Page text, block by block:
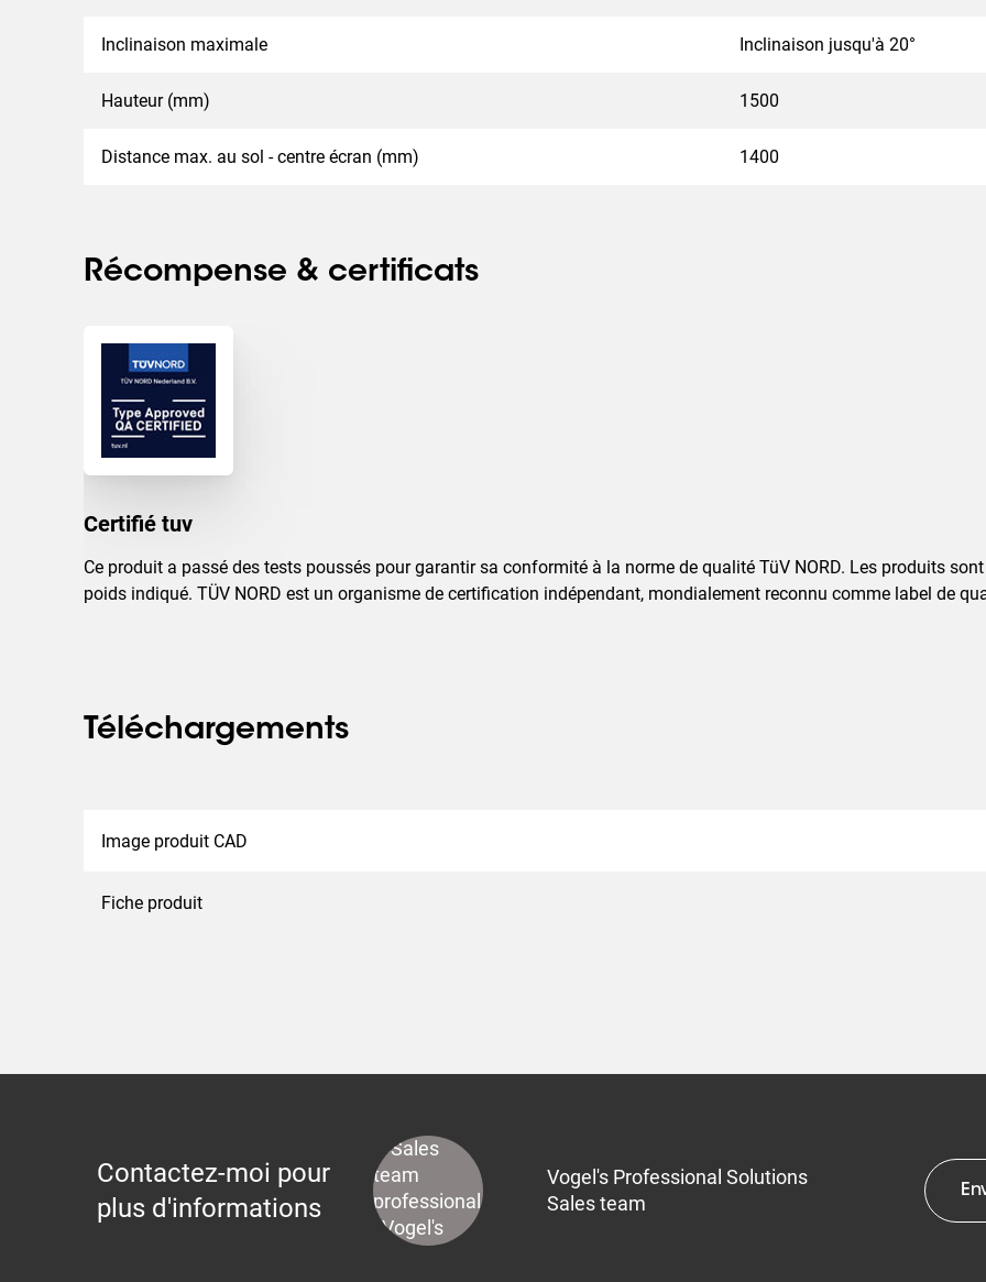
Inclinaison maximale Inclinaison jusqu'à 20°
Hauteur (mm) 1500
Distance max. au sol - centre écran (mm) 1400
Récompense & certificats
Certifié tuv
Ce produit a passé des tests poussés pour garantir sa conformité à la norme de qualité TüV NORD. Les produits
poids indiqué. TÜV NORD est un organisme de certification indépendant, mondialement reconnu comme label de
Téléchargements
Image produit CAD
Fiche produit
Contactez-moi pour
plus d'informations
Vogel's Professional Solutions
Sales team